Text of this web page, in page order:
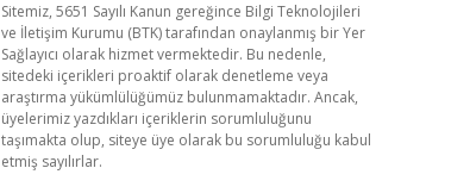
Sitemiz, 5651 Sayılı Kanun gereğince Bilgi Teknolojileri
ve İletişim Kurumu (BTK) tarafından onaylanmış bir Yer
Sağlayıcı olarak hizmet vermektedir. Bu nedenle,
sitedeki içerikleri proaktif olarak denetleme veya
araştırma yükümlülüğümüz bulunmamaktadır. Ancak,
üyelerimiz yazdıkları içeriklerin sorumluluğunu
taşımakta olup, siteye üye olarak bu sorumluluğu kabul
etmiş sayılırlar.